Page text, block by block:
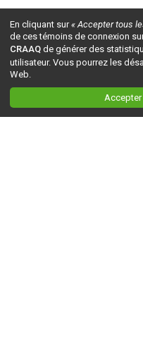
En cliquant sur« Accepter tous
de ces témoins de connexion
CRAAQ de générer des
utilisateur. Vous pourrez les
Web.